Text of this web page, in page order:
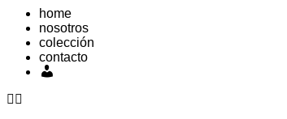
home
nosotros
colección
contacto